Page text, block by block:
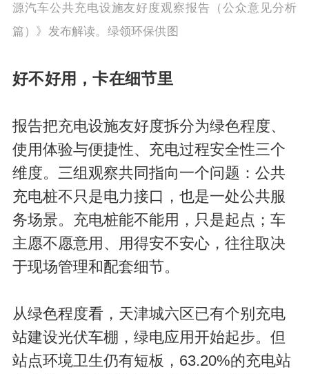
源汽车公共充电设施友好度观察报告（公众意见分析
篇）》发布解读。绿领环保供图
好不好用，卡在细节里
报告把充电设施友好度拆分为绿色程度、
使用体验与便捷性、充电过程安全性三个
维度。三组观察共同指向一个问题：公共
充电桩不只是电力接口，也是一处公共服
务场景。充电桩能不能用，只是起点；车
主愿不愿意用、用得安不安心，往往取决
于现场管理和配套细节。
从绿色程度看，天津城六区已有个别充电
站建设光伏车棚，绿电应用开始起步。但
站点环境卫生仍有短板，63.20%的充电站